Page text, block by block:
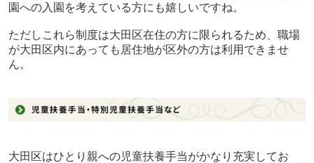
園への入園を考えている方にも嬉しいですね。
ただしこれら制度は大田区在住の方に限られるため、職場
が大田区内にあっても居住地が区外の方は利用できませ
ん。
大田区はひとり親への児童扶養手当がかなり充実してお